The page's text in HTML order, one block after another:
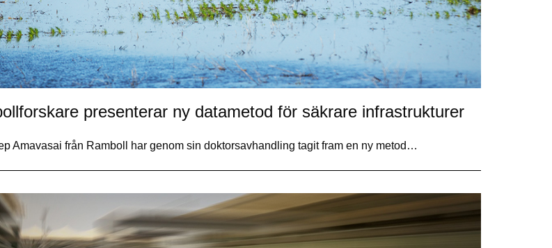
presenterar ny datametod för säkrare infrastrukturer
Amavasai från Ramboll har genom sin doktorsavhandling tagit fram en ny metod…